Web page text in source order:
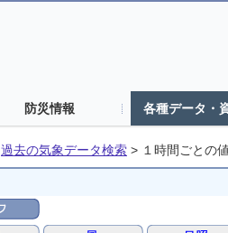
防災情報 各種データ・
過去の気象データ検索 > １時間ごとの